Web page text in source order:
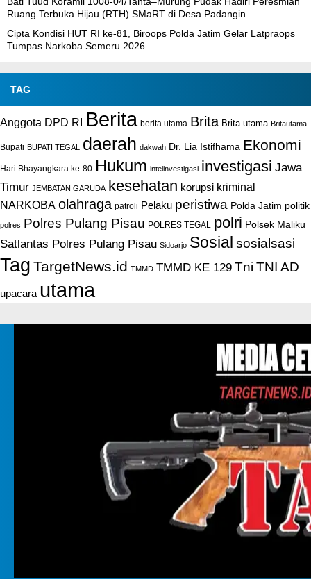
Ruang Terbuka Hijau (RTH) SMaRT di Desa Padangin
Cipta Kondisi HUT RI ke-81, Biroops Polda Jatim Gelar Latpraops
Tumpas Narkoba Semeru 2026
TAG
Anggota DPD RI Berita berita utama Brita Brita.utama Britautama
Bupati BUPATI TEGAL daerah dakwah Dr. Lia Istifhama Ekonomi
Hari Bhayangkara ke-80 Hukum intelinvestigasi investigasi Jawa
Timur JEMBATAN GARUDA kesehatan korupsi kriminal
NARKOBA olahraga patroli Pelaku peristiwa Polda Jatim politik
polres Polres Pulang Pisau POLRES TEGAL polri Polsek Maliku
Satlantas Polres Pulang Pisau Sidoarjo Sosial sosialsasi
Tag TargetNews.id TMMD TMMD KE 129 Tni TNI AD
upacara utama